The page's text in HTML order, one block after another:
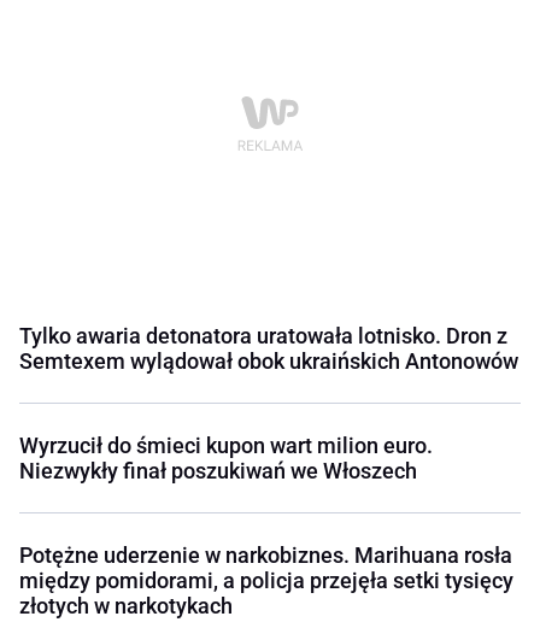
Tylko awaria detonatora uratowała lotnisko. Dron z
Semtexem wylądował obok ukraińskich Antonowów
Wyrzucił do śmieci kupon wart milion euro.
Niezwykły finał poszukiwań we Włoszech
Potężne uderzenie w narkobiznes. Marihuana rosła
między pomidorami, a policja przejęła setki tysięcy
złotych w narkotykach